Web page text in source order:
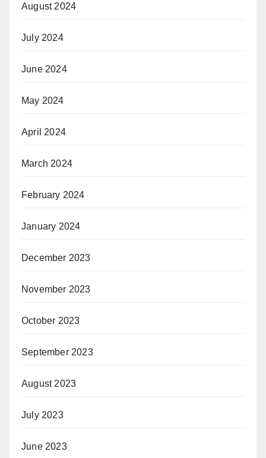
August 2024
July 2024
June 2024
May 2024
April 2024
March 2024
February 2024
January 2024
December 2023
November 2023
October 2023
September 2023
August 2023
July 2023
June 2023